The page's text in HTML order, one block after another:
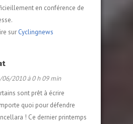
en conférence de
sur Cyclingnews
06/2010 à 0 h 09 min
sont prêt à écrire
quoi pour défendre
! Ce dernier printemps